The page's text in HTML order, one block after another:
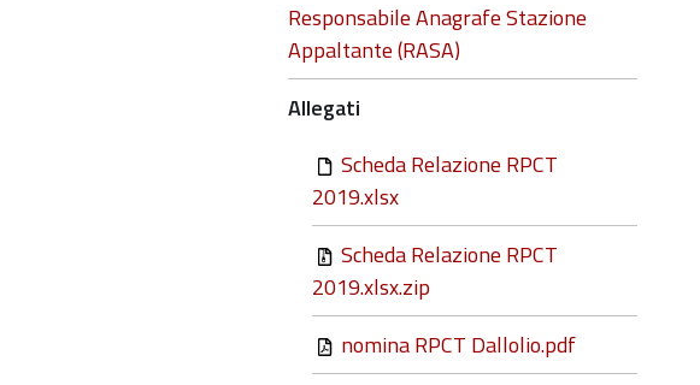
Responsabile Anagrafe Stazione
Appaltante (RASA)
Allegati
Scheda Relazione RPCT
2019.xlsx
Scheda Relazione RPCT
2019.xlsx.zip
nomina RPCT Dallolio.pdf